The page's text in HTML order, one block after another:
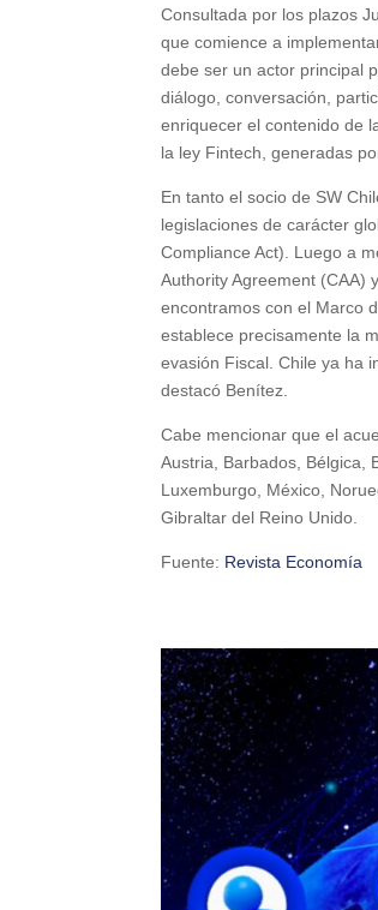
Consultada por los plazos
que comience a
debe ser un actor principal
diálogo, conversación,
enriquecer el contenido de
la ley Fintech, generadas
En tanto el socio de SW
legislaciones de carácter
Compliance Act). Luego a
Authority Agreement (CAA)
encontramos con el Marco
establece precisamente la
evasión Fiscal. Chile ya ha
destacó Benítez.
Cabe mencionar que el
Austria, Barbados, Bélgica,
Luxemburgo, México,
Gibraltar del Reino Unido.
Fuente: Revista Economía